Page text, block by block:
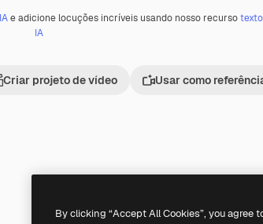
e adicione locuções incríveis usando nosso recurso
IA
Criar projeto de vídeo Usar como
By clicking “Accept All Cookies”, you